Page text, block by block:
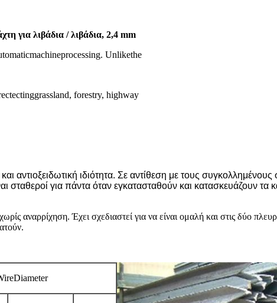
για λιβάδια / λιβάδια, 2,4 mm
Unlikethe
forestry, highway
αντιοξειδωτική ιδιότητα. Σε αντίθεση με τους
σταθεροί για πάντα όταν εγκατασταθούν και κατασκευάζουν
αναρρίχηση. Έχει σχεδιαστεί για να είναι ομαλή και στις δύο